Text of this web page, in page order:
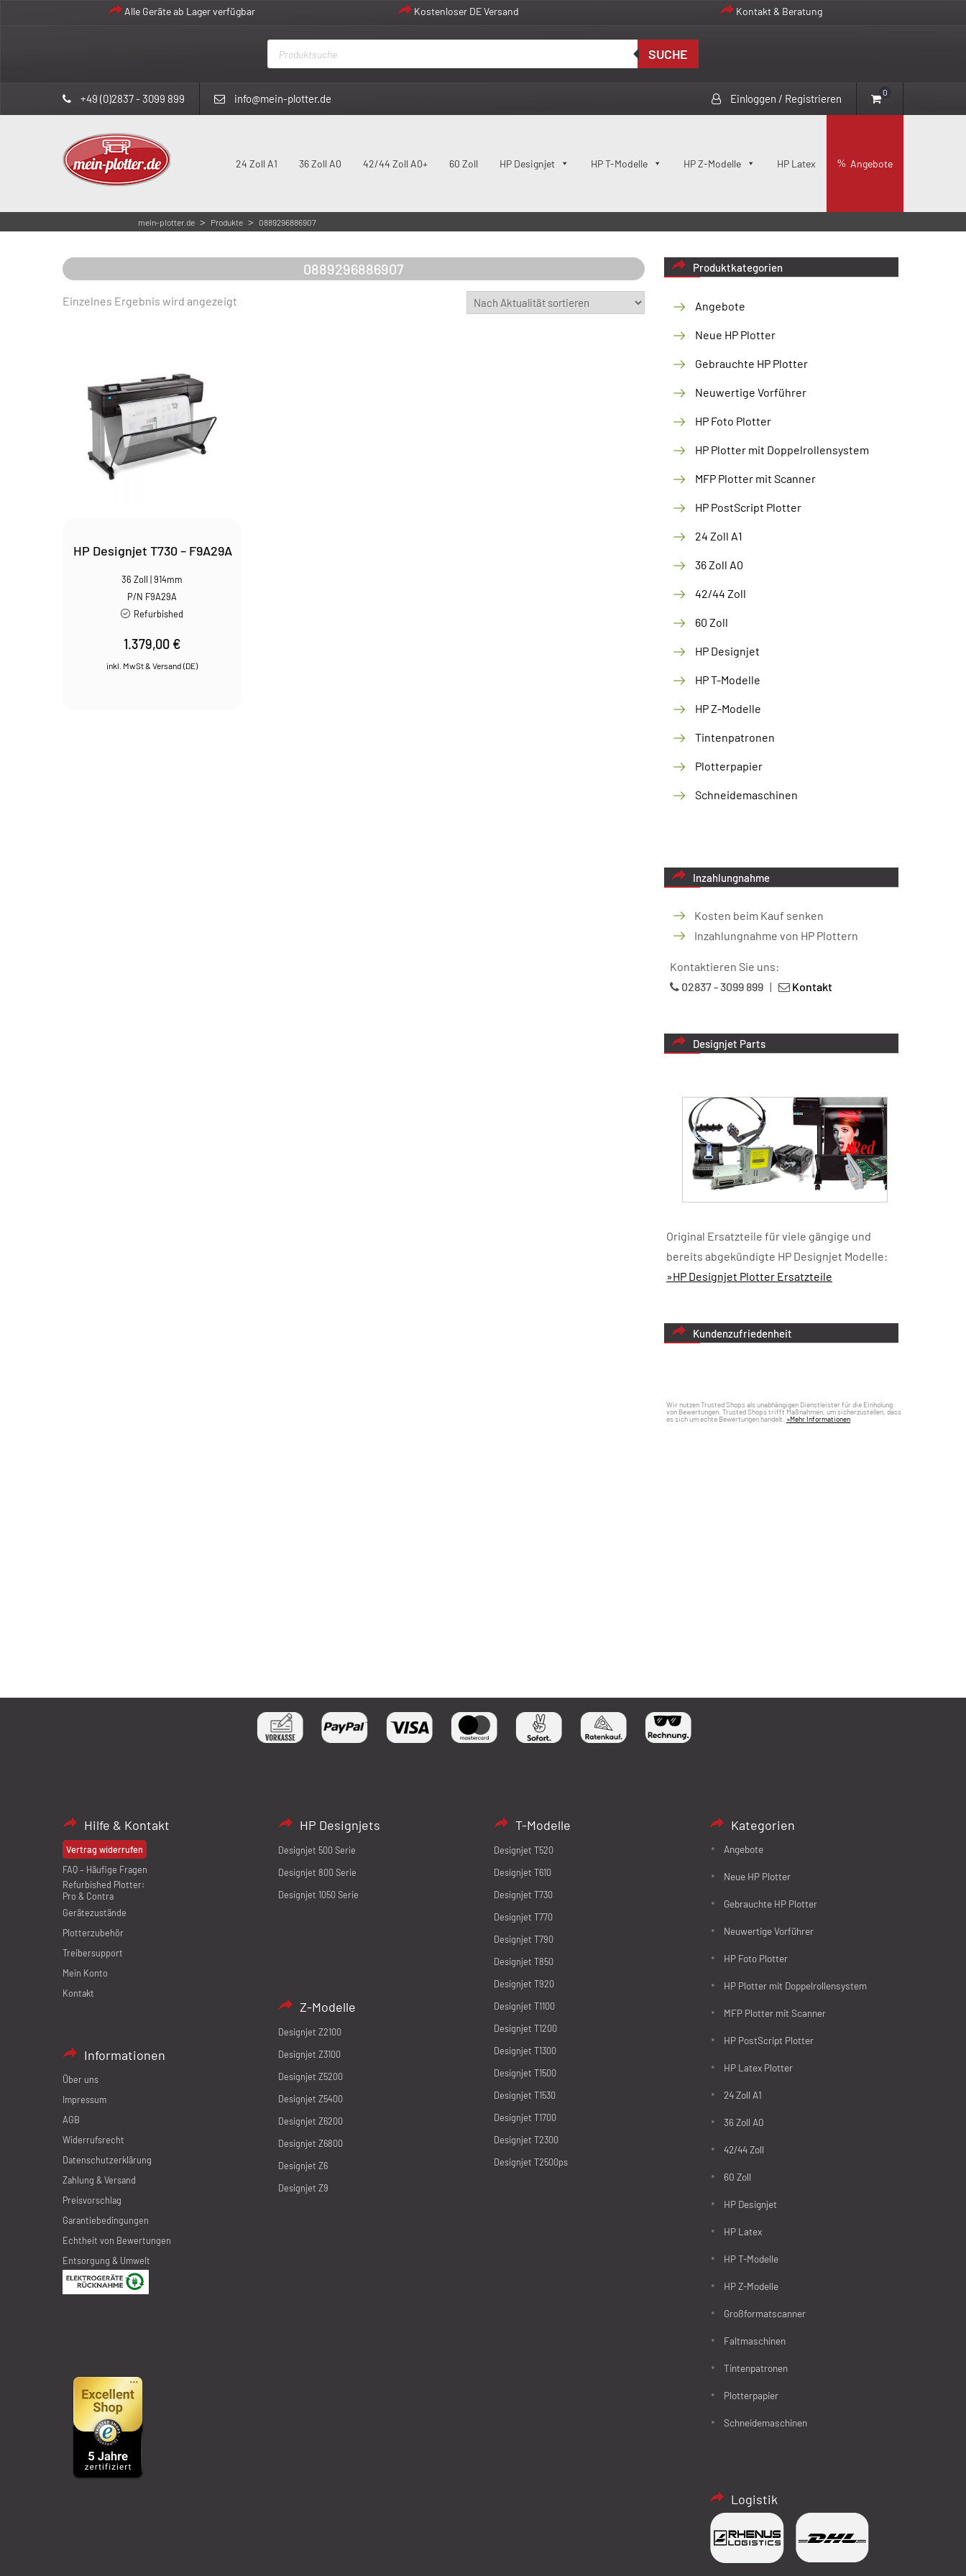
Alle Geräte ab Lager verfügbar Kostenloser DE Versand Kontakt & Beratung
Products
search
SUCHE
+49 (0)2837 - 3099 899 info@mein-plotter.de Einloggen / Registrieren 0
24 Zoll A1 36 Zoll A0 42/44 Zoll A0+ 60 Zoll HP Designjet HP T-Modelle HP Z-Modelle HP Latex Angebote
mein-plotter.de > Produkte > 0889296886907
0889296886907
Einzelnes Ergebnis wird angezeigt
HP Designjet T730 – F9A29A
36 Zoll | 914mm
P/N F9A29A
Refurbished
1.379,00 €
Produktkategorien
Angebote
Neue HP Plotter
Gebrauchte HP Plotter
Neuwertige Vorführer
HP Foto Plotter
HP Plotter mit Doppelrollensystem
MFP Plotter mit Scanner
HP PostScript Plotter
24 Zoll A1
36 Zoll A0
42/44 Zoll
60 Zoll
HP Designjet
HP T-Modelle
HP Z-Modelle
Tintenpatronen
Plotterpapier
Schneidemaschinen
Inzahlungnahme
Kosten beim Kauf senken
Inzahlungnahme von HP Plottern
Kontaktieren Sie uns:
02837 - 3099 899 | Kontakt
Designjet Parts
Original Ersatzteile für viele gängige und
bereits abgekündigte HP Designjet Modelle:
»HP Designjet Plotter Ersatzteile
Kundenzufriedenheit
Wir nutzen Trusted Shops als unabhängigen Dienstleister für die Einholung
von Bewertungen. Trusted Shops trifft Maßnahmen, um sicherzustellen, dass
es sich um echte Bewertungen handelt. »Mehr Informationen
Hilfe & Kontakt
Vertrag widerrufen
FAQ – Häufige Fragen
Refurbished Plotter:
Pro & Contra
Gerätezustände
Plotterzubehör
Treibersupport
Mein Konto
Kontakt
Informationen
Über uns
Impressum
AGB
Widerrufsrecht
Datenschutzerklärung
Zahlung & Versand
Preisvorschlag
Garantiebedingungen
Echtheit von Bewertungen
Entsorgung & Umwelt
HP Designjets
Designjet 500 Serie
Designjet 800 Serie
Designjet 1050 Serie
Z-Modelle
Designjet Z2100
Designjet Z3100
Designjet Z5200
Designjet Z5400
Designjet Z6200
Designjet Z6800
Designjet Z6
Designjet Z9
T-Modelle
Designjet T520
Designjet T610
Designjet T730
Designjet T770
Designjet T790
Designjet T850
Designjet T920
Designjet T1100
Designjet T1200
Designjet T1300
Designjet T1500
Designjet T1530
Designjet T1700
Designjet T2300
Designjet T2500ps
Kategorien
Angebote
Neue HP Plotter
Gebrauchte HP Plotter
Neuwertige Vorführer
HP Foto Plotter
HP Plotter mit Doppelrollensystem
MFP Plotter mit Scanner
HP PostScript Plotter
HP Latex Plotter
24 Zoll A1
36 Zoll A0
42/44 Zoll
60 Zoll
HP Designjet
HP Latex
HP T-Modelle
HP Z-Modelle
Großformatscanner
Faltmaschinen
Tintenpatronen
Plotterpapier
Schneidemaschinen
Logistik